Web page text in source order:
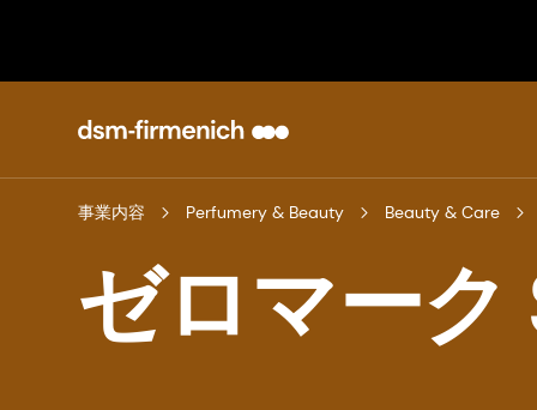
事業内容 Perfumery & Beauty Beauty & Care
ゼロマーク